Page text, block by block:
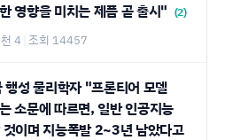
영향을 미치는 제픔 곧 출시" (2)
4 조회 14457
행성 물리학자 "프론티어 모델
소문에 따르면, 일반 인공지능
이며 지능폭발 2~3년 남았다고